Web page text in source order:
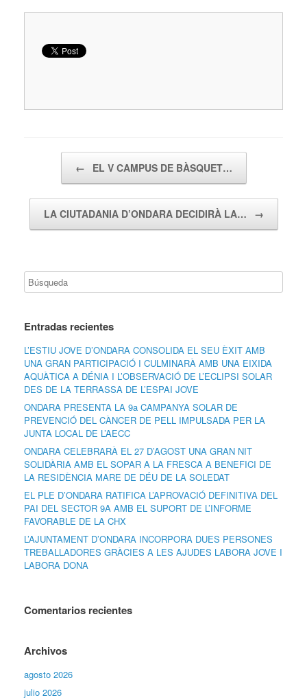
← EL V CAMPUS DE BÀSQUET…
LA CIUTADANIA D’ONDARA DECIDIRÀ LA… →
Entradas recientes
L’ESTIU JOVE D’ONDARA CONSOLIDA EL SEU ÈXIT AMB
UNA GRAN PARTICIPACIÓ I CULMINARÀ AMB UNA EIXIDA
AQUÀTICA A DÉNIA I L’OBSERVACIÓ DE L’ECLIPSI SOLAR
DES DE LA TERRASSA DE L’ESPAI JOVE
ONDARA PRESENTA LA 9a CAMPANYA SOLAR DE
PREVENCIÓ DEL CÀNCER DE PELL IMPULSADA PER LA
JUNTA LOCAL DE L’AECC
ONDARA CELEBRARÀ EL 27 D’AGOST UNA GRAN NIT
SOLIDÀRIA AMB EL SOPAR A LA FRESCA A BENEFICI DE
LA RESIDÈNCIA MARE DE DÉU DE LA SOLEDAT
EL PLE D’ONDARA RATIFICA L’APROVACIÓ DEFINITIVA DEL
PAI DEL SECTOR 9A AMB EL SUPORT DE L’INFORME
FAVORABLE DE LA CHX
L’AJUNTAMENT D’ONDARA INCORPORA DUES PERSONES
TREBALLADORES GRÀCIES A LES AJUDES LABORA JOVE I
LABORA DONA
Comentarios recientes
Archivos
agosto 2026
julio 2026